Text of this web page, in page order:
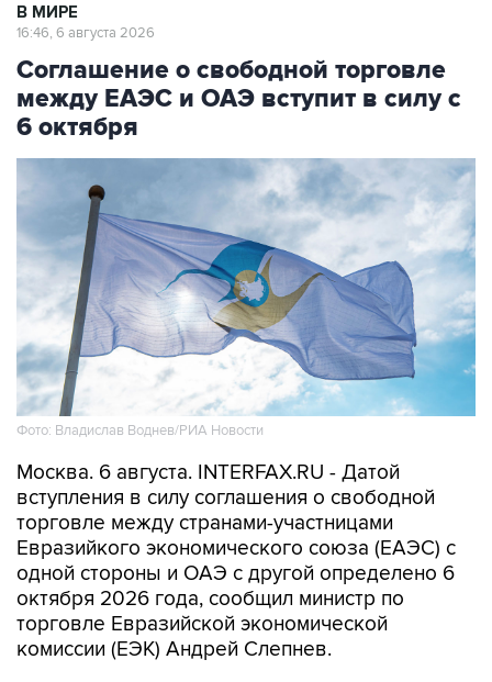
В МИРЕ
16:46, 6 августа 2026
Соглашение о свободной торговле
между ЕАЭС и ОАЭ вступит в силу с
6 октября
Фото: Владислав Воднев/РИА Новости
Москва. 6 августа. INTERFAX.RU - Датой
вступления в силу соглашения о свободной
торговле между странами-участницами
Евразийкого экономического союза (ЕАЭС) с
одной стороны и ОАЭ с другой определено 6
октября 2026 года, сообщил министр по
торговле Евразийской экономической
комиссии (ЕЭК) Андрей Слепнев.